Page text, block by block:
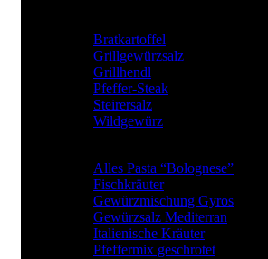
Bratkartoffel
Grillgewürzsalz
Grillhendl
Pfeffer-Steak
Steirersalz
Wildgewürz
Alles Pasta “Bolognese”
Fischkräuter
Gewürzmischung Gyros
Gewürzsalz Mediterran
Italienische Kräuter
Pfeffermix geschrotet